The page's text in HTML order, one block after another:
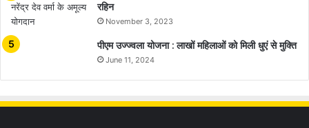
रहिन
November 3, 2023
पीएम उज्ज्वला योजना : लाखों महिलाओं को मिली धुएं से मुक्ति
June 11, 2024